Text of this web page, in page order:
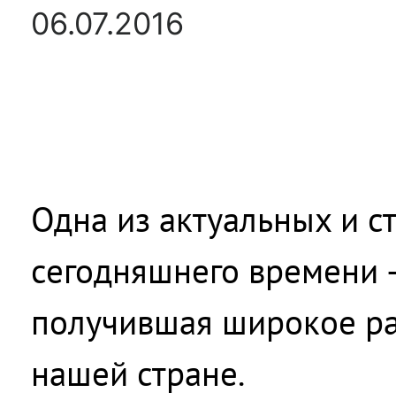
06.07.2016
Одна из актуальных и
сегодняшнего времени
получившая широкое
нашей стране.